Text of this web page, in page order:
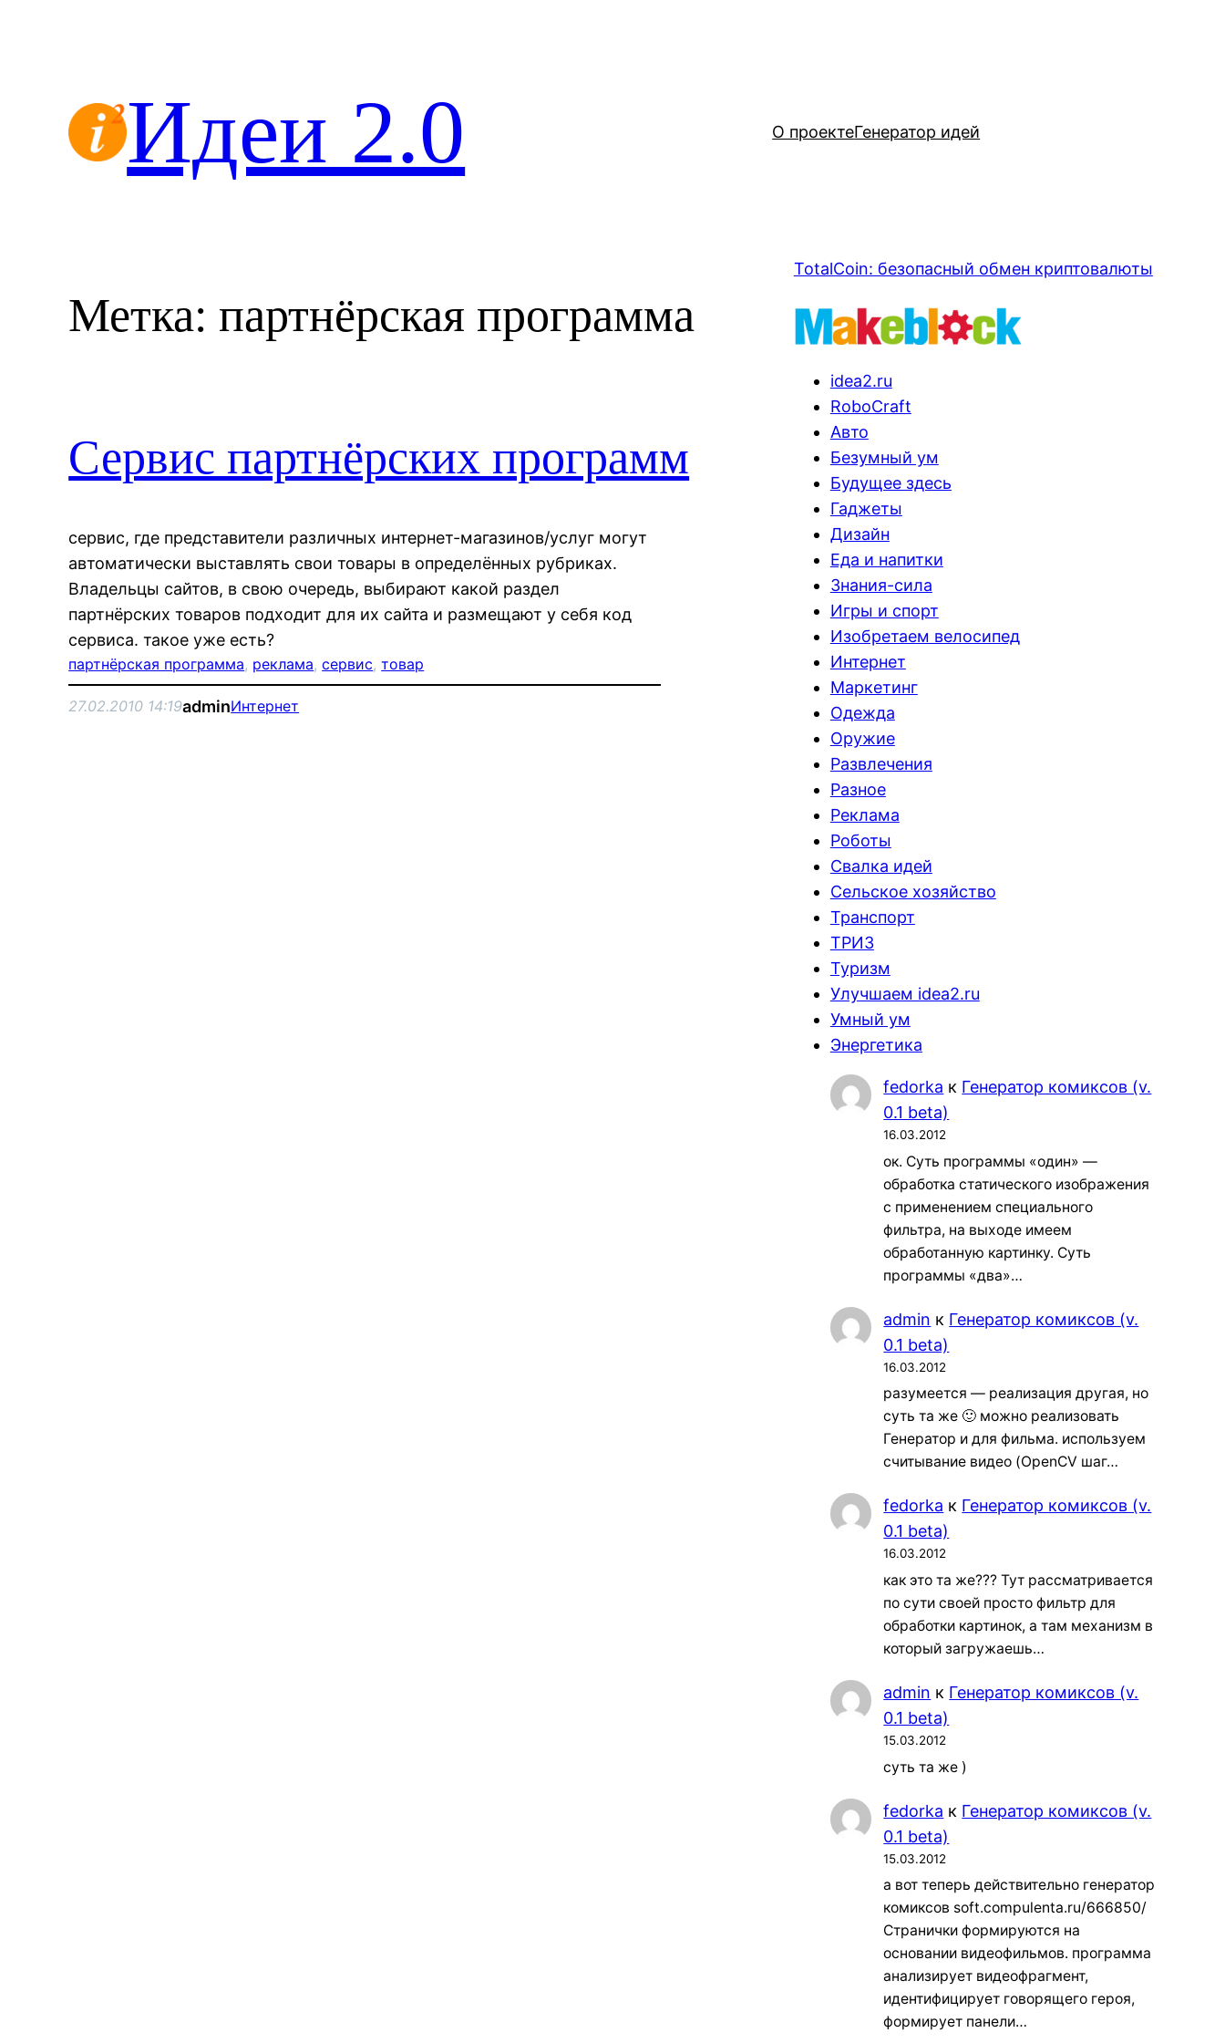
Идеи 2.0 О проектеГенератор идей
Метка: партнёрская программа
Сервис партнёрских программ
сервис, где представители различных интернет-магазинов/услуг могут
автоматически выставлять свои товары в определённых рубриках.
Владельцы сайтов, в свою очередь, выбирают какой раздел
партнёрских товаров подходит для их сайта и размещают у себя код
сервиса. такое уже есть?
партнёрская программа, реклама, сервис, товар
27.02.2010 14:19adminИнтернет
TotalCoin: безопасный обмен криптовалюты
idea2.ru
RoboCraft
Авто
Безумный ум
Будущее здесь
Гаджеты
Дизайн
Еда и напитки
Знания-сила
Игры и спорт
Изобретаем велосипед
Интернет
Маркетинг
Одежда
Оружие
Развлечения
Разное
Реклама
Роботы
Свалка идей
Сельское хозяйство
Транспорт
ТРИЗ
Туризм
Улучшаем idea2.ru
Умный ум
Энергетика
fedorka к Генератор комиксов (v.
0.1 beta)
16.03.2012
ок. Суть программы «один» —
обработка статического изображения
с применением специального
фильтра, на выходе имеем
обработанную картинку. Суть
программы «два»…
admin к Генератор комиксов (v.
0.1 beta)
16.03.2012
разумеется — реализация другая, но
суть та же 🙂 можно реализовать
Генератор и для фильма. используем
считывание видео (OpenCV шаг…
fedorka к Генератор комиксов (v.
0.1 beta)
16.03.2012
как это та же??? Тут рассматривается
по сути своей просто фильтр для
обработки картинок, а там механизм в
который загружаешь…
admin к Генератор комиксов (v.
0.1 beta)
15.03.2012
суть та же )
fedorka к Генератор комиксов (v.
0.1 beta)
15.03.2012
а вот теперь действительно генератор
комиксов soft.compulenta.ru/666850/
Странички формируются на
основании видеофильмов. программа
анализирует видеофрагмент,
идентифицирует говорящего героя,
формирует панели…